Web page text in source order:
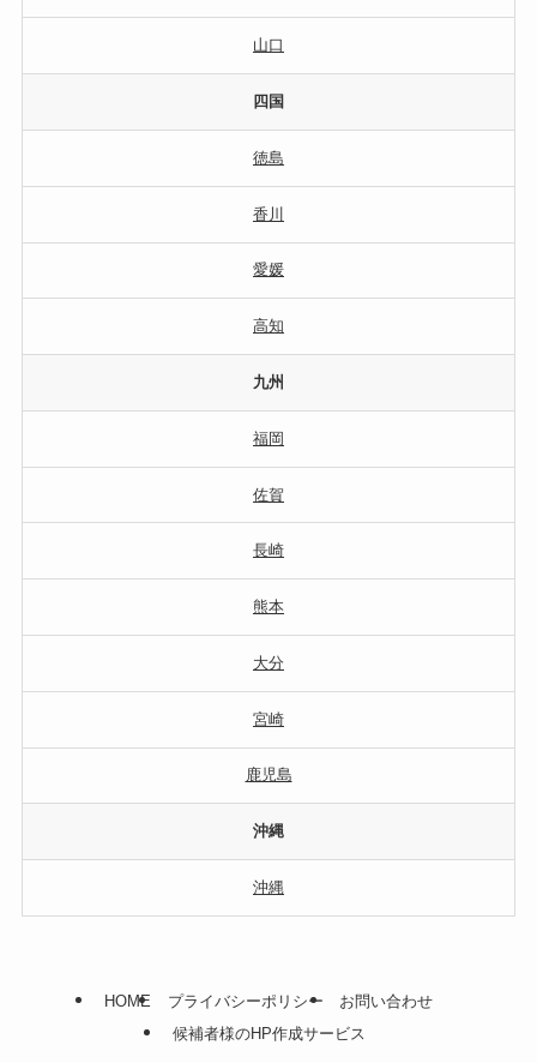
山口
四国
徳島
香川
愛媛
高知
九州
福岡
佐賀
長崎
熊本
大分
宮崎
鹿児島
沖縄
沖縄
HOME プライバシーポリシー
お問い合わせ
候補者様のHP作成サービス